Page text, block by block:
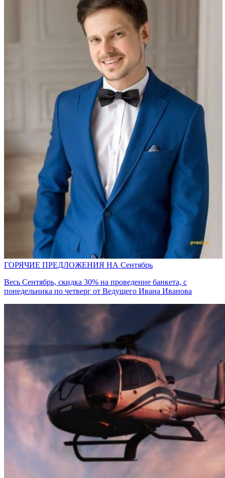
ГОРЯЧИЕ ПРЕДЛОЖЕНИЯ НА Сентябрь
Весь Сентябрь, скидка 30% на проведение банкета, с
понедельника по четверг от Ведущего Ивана Иванова